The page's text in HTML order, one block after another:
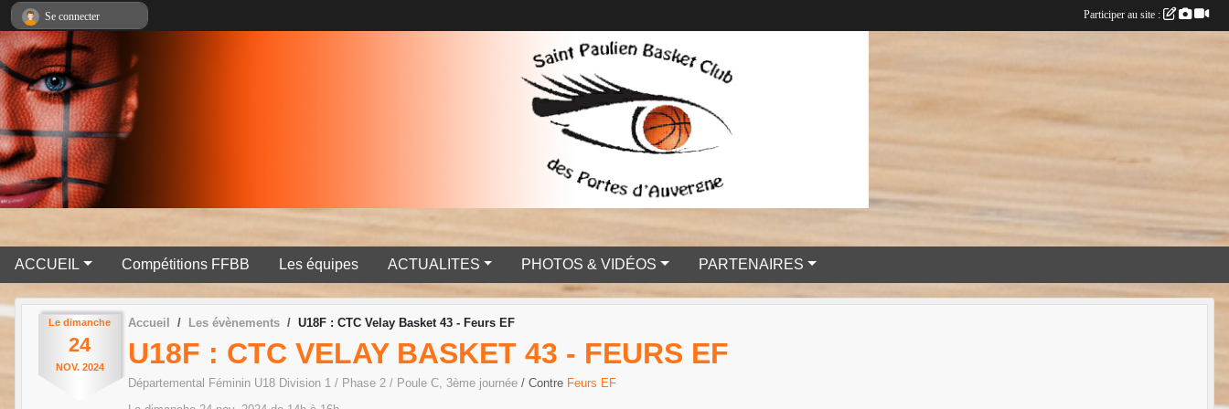
ACCUEIL Compétitions FFBB Les équipes ACTUALITES PHOTOS & VIDÉOS PARTENAIRES
Le dimanche
24
NOV. 2024
Accueil Les évènements U18F : CTC Velay Basket 43 - Feurs EF
U18F : CTC VELAY BASKET 43 - FEURS EF
Départemental Féminin U18 Division 1 / Phase 2 / Poule C, 3ème journée / Contre Feurs EF
Se connecter Participer au site :
Panneau de gestion des cookies